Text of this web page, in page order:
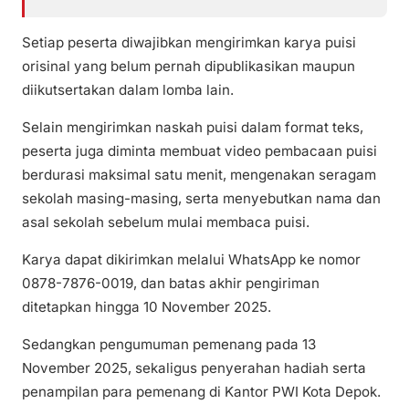
Setiap peserta diwajibkan mengirimkan karya puisi
orisinal yang belum pernah dipublikasikan maupun
diikutsertakan dalam lomba lain.
Selain mengirimkan naskah puisi dalam format teks,
peserta juga diminta membuat video pembacaan puisi
berdurasi maksimal satu menit, mengenakan seragam
sekolah masing-masing, serta menyebutkan nama dan
asal sekolah sebelum mulai membaca puisi.
Karya dapat dikirimkan melalui WhatsApp ke nomor
0878-7876-0019, dan batas akhir pengiriman
ditetapkan hingga 10 November 2025.
Sedangkan pengumuman pemenang pada 13
November 2025, sekaligus penyerahan hadiah serta
penampilan para pemenang di Kantor PWI Kota Depok.